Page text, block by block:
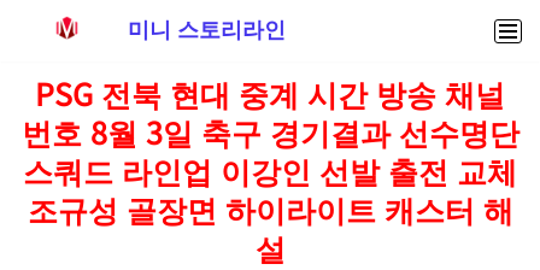
츠
로
건
너
미니 스토리라인
PSG 전북 현대 중계 시간 방송 채널
번호 8월 3일 축구 경기결과 선수명단
스쿼드 라인업 이강인 선발 출전 교체
조규성 골장면 하이라이트 캐스터 해
설